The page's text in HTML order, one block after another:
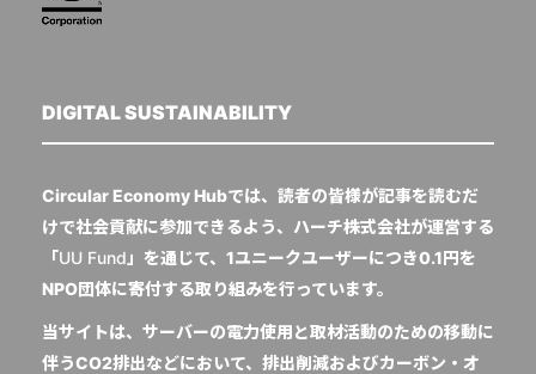
DIGITAL SUSTAINABILITY
Circular Economy Hubでは、読者の皆様が記事を読むだ
けで社会貢献に参加できるよう、ハーチ株式会社が運営する
「UU Fund 」を通じて、1ユニークユーザーにつき0.1円を
NPO団体に寄付する取り組みを行っています。
当サイトは、サーバーの電力使用と取材活動のための移動に
伴うCO2排出などにおいて、排出削減およびカーボン・オ